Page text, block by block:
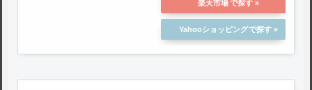
楽天市場
Yahooショッピング